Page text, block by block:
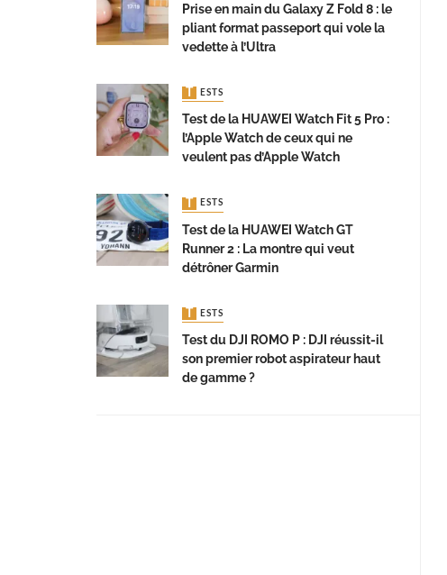
Prise en main du Galaxy Z Fold 8 : le
pliant format passeport qui vole la
vedette à l’Ultra
TESTS
Test de la HUAWEI Watch Fit 5 Pro :
l’Apple Watch de ceux qui ne
veulent pas d’Apple Watch
TESTS
Test de la HUAWEI Watch GT
Runner 2 : La montre qui veut
détrôner Garmin
TESTS
Test du DJI ROMO P : DJI réussit-il
son premier robot aspirateur haut
de gamme ?